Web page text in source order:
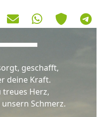
geschafft,
deine Kraft.
treues Herz,
Schmerz.